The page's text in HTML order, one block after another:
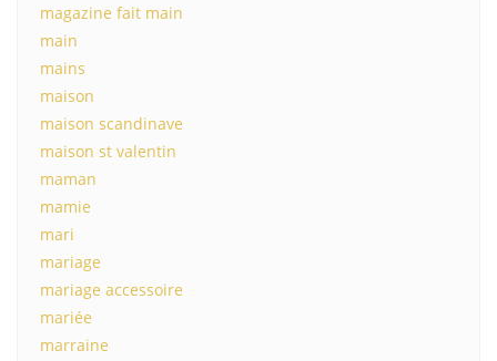
magazine fait main
main
mains
maison
maison scandinave
maison st valentin
maman
mamie
mari
mariage
mariage accessoire
mariée
marraine